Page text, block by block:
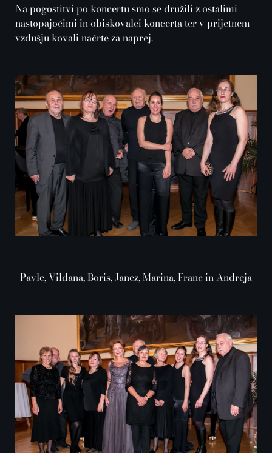
Na pogostitvi po koncertu smo se družili z ostalimi
nastopajočimi in obiskovalci koncerta ter v prijetnem
vzdušju kovali načrte za naprej.
Pavle, Vildana, Boris, Janez, Marina, Franc in Andreja